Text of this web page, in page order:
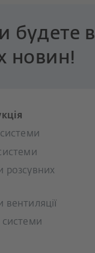
будете в
новин!
системи
розсувних
вентиляції
системи